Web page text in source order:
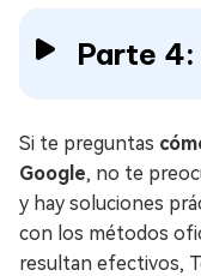
Parte
Si te preguntas
Google, no te
y hay soluciones
con los métodos
resultan efectivos,